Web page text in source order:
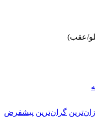
عقب)
گران‌ترین پیشفرض